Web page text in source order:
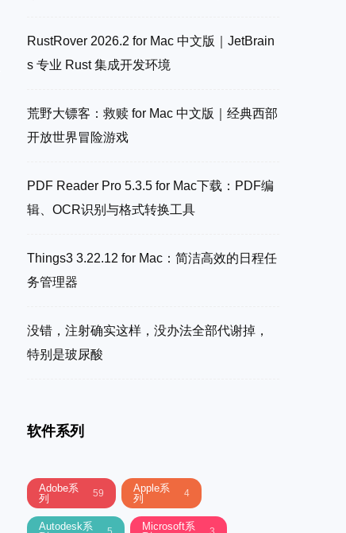
RustRover 2026.2 for Mac 中文版｜JetBrain
s 专业 Rust 集成开发环境
荒野大镖客：救赎 for Mac 中文版｜经典西部
开放世界冒险游戏
PDF Reader Pro 5.3.5 for Mac下载：PDF编
辑、OCR识别与格式转换工具
Things3 3.22.12 for Mac：简洁高效的日程任
务管理器
没错，注射确实这样，没办法全部代谢掉，
特别是玻尿酸
软件系列
Adobe系
列
59
Apple系
列
4
Autodesk系
Microsoft系